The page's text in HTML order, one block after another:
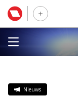
Nieuws